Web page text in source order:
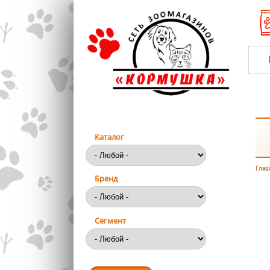
Перейти к основному содержанию
Каталог
Бренд
Сегмент